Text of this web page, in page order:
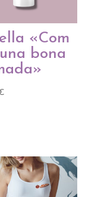
«Com
bona